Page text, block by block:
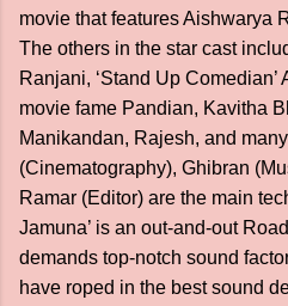
movie that features Aishwarya
The others in the star cast
Ranjani, ‘Stand Up Comedian’
movie fame Pandian, Kavitha
Manikandan, Rajesh, and
(Cinematography), Ghibran
Ramar (Editor) are the main
Jamuna’ is an out-and-out
demands top-notch sound
have roped in the best sound